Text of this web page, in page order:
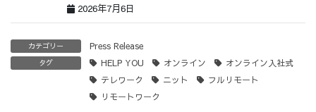
2026年7月6日
カテゴリー Press Release
タグ HELP YOU オンライン
オンライン入社式
テレワーク
ニット
フルリモート
リモートワーク